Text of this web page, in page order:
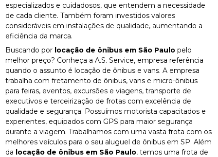
especializados e cuidadosos, que entendem a necessidade
de cada cliente. Também foram investidos valores
consideráveis em instalações de qualidade, aumentando a
eficiência da marca.
Buscando por locação de ônibus em São Paulo pelo
melhor preço? Conheça a A.S. Service, empresa referência
quando o assunto é locação de ônibus e vans. A empresa
trabalha com fretamento de ônibus, vans e micro-ônibus
para feiras, eventos, excursões e viagens, transporte de
executivos e terceirização de frotas com excelência de
qualidade e segurança. Possuímos motorista capacitados e
experientes, equipados com GPS para maior segurança
durante a viagem. Trabalhamos com uma vasta frota com os
melhores veículos para o seu aluguel de ônibus em SP. Além
da locação de ônibus em São Paulo, temos uma frota de